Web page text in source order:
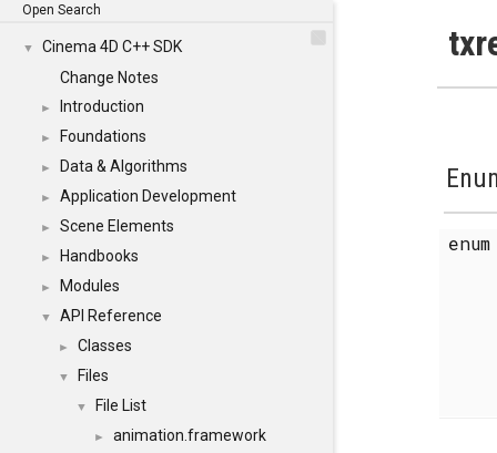
Open Search
▼
Cinema 4D C++ SDK
Change Notes
► Introduction
► Foundations
► Data & Algorithms
► Application Development
► Scene Elements
► Handbooks
► Modules
▼ API Reference
► Classes
▼ Files
▼ File List
► animation.framework